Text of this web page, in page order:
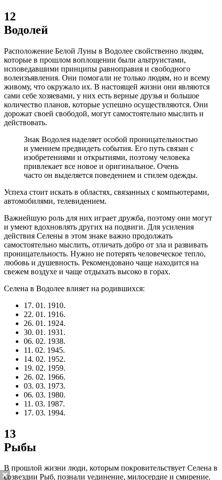
12
Водолей
Расположение Белой Луны в Водолее свойственно людям,
которые в прошлом воплощении были альтруистами,
исповедавшими принципы равноправия и свободного
волеизъявления. Они помогали не только людям, но и всему
живому, что окружало их. В настоящей жизни они являются
сами себе хозяевами, у них есть верные друзья и большое
количество планов, которые успешно осуществляются. Они
дорожат своей свободой, могут самостоятельно мыслить и
действовать.
Знак Водолея наделяет особой проницательностью
и умением предвидеть события. Его путь связан с
изобретениями и открытиями, поэтому человека
привлекает все новое и оригинальное. Очень
часто он выделяется поведением и стилем одежды.
Успеха стоит искать в областях, связанных с компьютерами,
автомобилями, телевидением.
Важнейшую роль для них играет дружба, поэтому они могут
и умеют вдохновлять других на подвиги. Для усиления
действия Селены в этом знаке важно продолжать
самостоятельно мыслить, отличать добро от зла и развивать
проницательность. Нужно не потерять человеческое тепло,
любовь и душевность. Рекомендовано чаще находится на
свежем воздухе и чаще отдыхать высоко в горах.
Селена в Водолее влияет на родившихся:
17. 01. 1910.
22. 01. 1916.
26. 01. 1924.
30. 01. 1931.
06. 02. 1938.
11. 02. 1945.
14. 02. 1952.
19. 02. 1959.
26. 02. 1966.
03. 03. 1973.
06. 03. 1980.
11. 03. 1987.
17. 03. 1994.
13
Рыбы
В прошлой жизни люди, которым покровительствует Селена в
созвездии Рыб, познали уединение, милосердие и смирение.